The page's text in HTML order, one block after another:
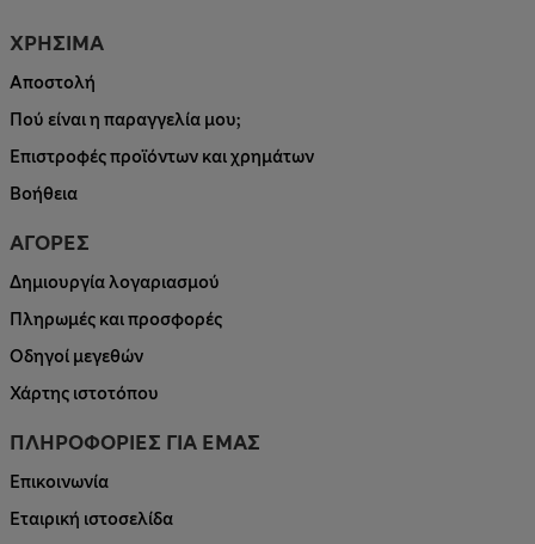
ΧΡΗΣΙΜΑ
Αποστολή
Πού είναι η παραγγελία μου;
Επιστροφές προϊόντων και χρημάτων
Βοήθεια
ΑΓΟΡΕΣ
Δημιουργία λογαριασμού
Πληρωμές και προσφορές
Οδηγοί μεγεθών
Χάρτης ιστοτόπου
ΠΛΗΡΟΦΟΡΙΕΣ ΓΙΑ ΕΜΑΣ
Επικοινωνία
Εταιρική ιστοσελίδα